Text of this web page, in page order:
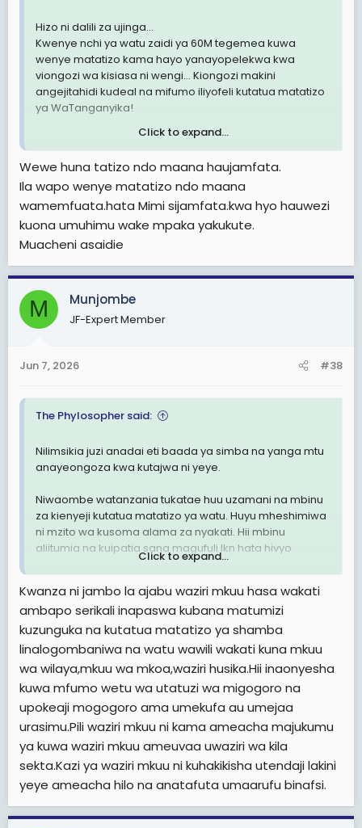
Hizo ni dalili za ujinga...
Kwenye nchi ya watu zaidi ya 60M tegemea kuwa
wenye matatizo kama hayo yanayopelekwa kwa
viongozi wa kisiasa ni wengi... Kiongozi makini
angejitahidi kudeal na mifumo iliyofeli kutatua matatizo
ya WaTanganyika!
Unasolve tatizo la mtu mmoja mbele ya camera alafu
foleni kusubiria microphone?
Ujinga ujinga ujinga!
Click to expand...
Wewe huna tatizo ndo maana haujamfata.
Ila wapo wenye matatizo ndo maana
wamemfuata.hata Mimi sijamfata.kwa hyo hauwezi
kuona umuhimu wake mpaka yakukute.
Muacheni asaidie
M Munjombe
JF-Expert Member
Jun 7, 2026 #38
The Phylosopher said:
Nilimsikia juzi anadai eti baada ya simba na yanga mtu
anayeongoza kwa kutajwa ni yeye.
Niwaombe watanzania tukatae huu uzamani na mbinu
za kienyeji kutatua matatizo ya watu. Huyu mheshimiwa
ni mzito wa kusoma alama za nyakati. Hii mbinu
aliitumia na kuipatia sana magufuli lkn hata hivyo
haikuja na suluhisho ingawa yeye alikuwa walau
kutatua hata mambo madogodogo.
Pia soma:Dkt. Mwigulu: Nilishataka kila mmoja ajaze
fomu kitu alichonacho, nikaambiwa nitaleta taharuki
kwanza hiyo niachane nayo
Click to expand...
Kwanza ni jambo la ajabu waziri mkuu hasa wakati
ambapo serikali inapaswa kubana matumizi
kuzunguka na kutatua matatizo ya shamba
linalogombaniwa na watu wawili wakati kuna mkuu
wa wilaya,mkuu wa mkoa,waziri husika.Hii inaonyesha
kuwa mfumo wetu wa utatuzi wa migogoro na
upokeaji mogogoro ama umekufa au umejaa
urasimu.Pili waziri mkuu ni kama ameacha majukumu
ya kuwa waziri mkuu ameuvaa uwaziri wa kila
sekta.Kazi ya waziri mkuu ni kuhakikisha utendaji lakini
yeye ameacha hilo na anatafuta umaarufu binafsi.